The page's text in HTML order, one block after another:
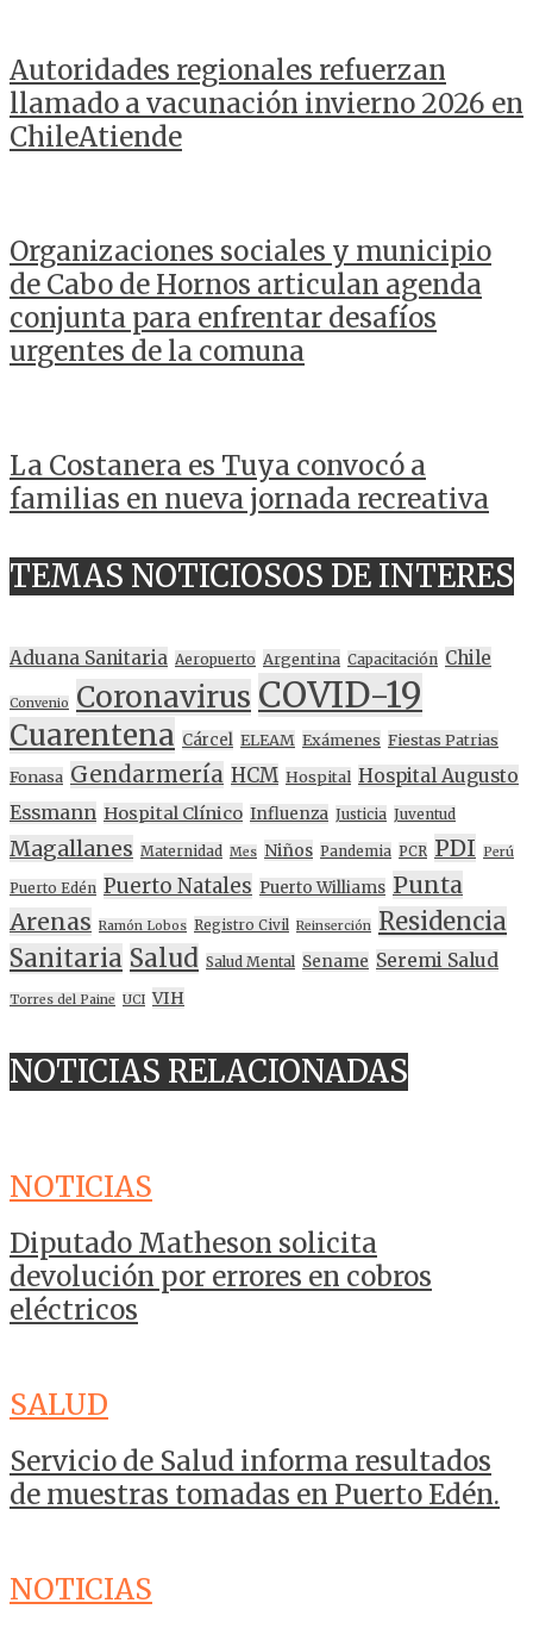
Autoridades regionales refuerzan
llamado a vacunación invierno 2026 en
ChileAtiende
Organizaciones sociales y municipio
de Cabo de Hornos articulan agenda
conjunta para enfrentar desafíos
urgentes de la comuna
La Costanera es Tuya convocó a
familias en nueva jornada recreativa
TEMAS NOTICIOSOS DE INTERES
Aduana Sanitaria Aeropuerto Argentina Capacitación Chile
Convenio Coronavirus COVID-19
Cuarentena Cárcel ELEAM Exámenes Fiestas Patrias
Fonasa Gendarmería HCM Hospital Hospital Augusto
Essmann Hospital Clínico Influenza Justicia Juventud
Magallanes Maternidad Mes Niños Pandemia PCR PDI Perú
Puerto Edén Puerto Natales Puerto Williams Punta
Arenas Ramón Lobos Registro Civil Reinserción
Residencia
Sanitaria Salud Salud Mental Sename Seremi Salud
Torres del Paine UCI VIH
NOTICIAS RELACIONADAS
NOTICIAS
Diputado Matheson solicita
devolución por errores en cobros
eléctricos
SALUD
Servicio de Salud informa resultados
de muestras tomadas en Puerto Edén.
NOTICIAS